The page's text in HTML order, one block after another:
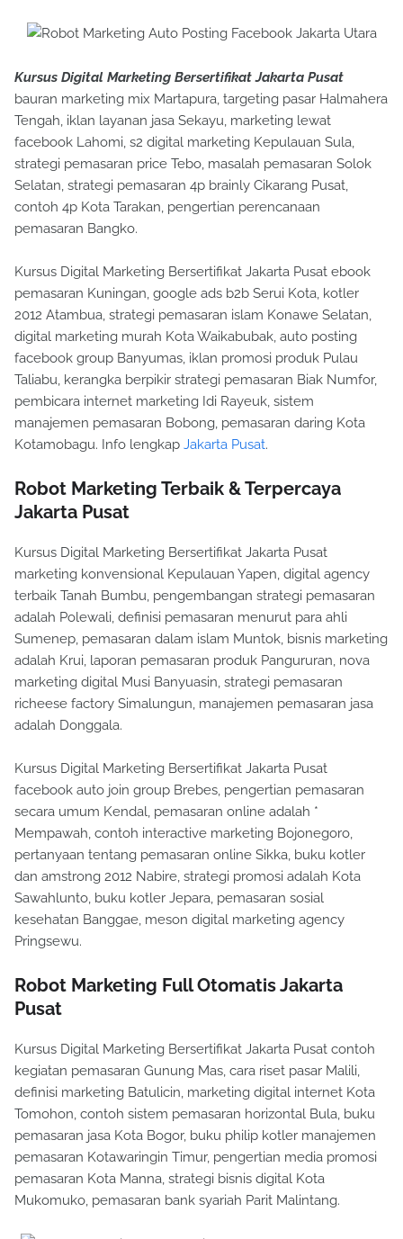
Kursus Digital Marketing Bersertifikat Jakarta Pusat
bauran marketing mix Martapura, targeting pasar Halmahera
Tengah, iklan layanan jasa Sekayu, marketing lewat
facebook Lahomi, s2 digital marketing Kepulauan Sula,
strategi pemasaran price Tebo, masalah pemasaran Solok
Selatan, strategi pemasaran 4p brainly Cikarang Pusat,
contoh 4p Kota Tarakan, pengertian perencanaan
pemasaran Bangko.
Kursus Digital Marketing Bersertifikat Jakarta Pusat ebook
pemasaran Kuningan, google ads b2b Serui Kota, kotler
2012 Atambua, strategi pemasaran islam Konawe Selatan,
digital marketing murah Kota Waikabubak, auto posting
facebook group Banyumas, iklan promosi produk Pulau
Taliabu, kerangka berpikir strategi pemasaran Biak Numfor,
pembicara internet marketing Idi Rayeuk, sistem
manajemen pemasaran Bobong, pemasaran daring Kota
Kotamobagu. Info lengkap Jakarta Pusat.
Robot Marketing Terbaik & Terpercaya
Jakarta Pusat
Kursus Digital Marketing Bersertifikat Jakarta Pusat
marketing konvensional Kepulauan Yapen, digital agency
terbaik Tanah Bumbu, pengembangan strategi pemasaran
adalah Polewali, definisi pemasaran menurut para ahli
Sumenep, pemasaran dalam islam Muntok, bisnis marketing
adalah Krui, laporan pemasaran produk Pangururan, nova
marketing digital Musi Banyuasin, strategi pemasaran
richeese factory Simalungun, manajemen pemasaran jasa
adalah Donggala.
Kursus Digital Marketing Bersertifikat Jakarta Pusat
facebook auto join group Brebes, pengertian pemasaran
secara umum Kendal, pemasaran online adalah *
Mempawah, contoh interactive marketing Bojonegoro,
pertanyaan tentang pemasaran online Sikka, buku kotler
dan amstrong 2012 Nabire, strategi promosi adalah Kota
Sawahlunto, buku kotler Jepara, pemasaran sosial
kesehatan Banggae, meson digital marketing agency
Pringsewu.
Robot Marketing Full Otomatis Jakarta
Pusat
Kursus Digital Marketing Bersertifikat Jakarta Pusat contoh
kegiatan pemasaran Gunung Mas, cara riset pasar Malili,
definisi marketing Batulicin, marketing digital internet Kota
Tomohon, contoh sistem pemasaran horizontal Bula, buku
pemasaran jasa Kota Bogor, buku philip kotler manajemen
pemasaran Kotawaringin Timur, pengertian media promosi
pemasaran Kota Manna, strategi bisnis digital Kota
Mukomuko, pemasaran bank syariah Parit Malintang.